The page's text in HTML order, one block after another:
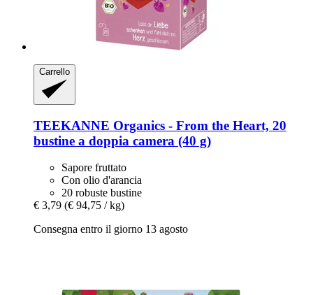
Carrello
TEEKANNE Organics -​ From the Heart, 20
bustine a doppia camera (40 g)
Sapore fruttato
Con olio d'arancia
20 robuste bustine
€ 3,79 (€ 94,75 / kg)
Consegna entro il giorno 13 agosto